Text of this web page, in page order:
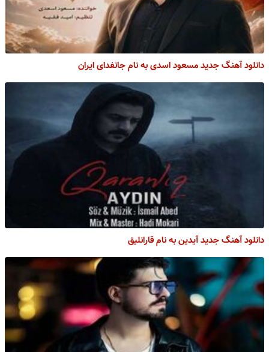
دانلود آهنگ جدید مسعود اسدی به نام جانفدای ایران
دانلود آهنگ جدید آیدین به نام قارانلیق